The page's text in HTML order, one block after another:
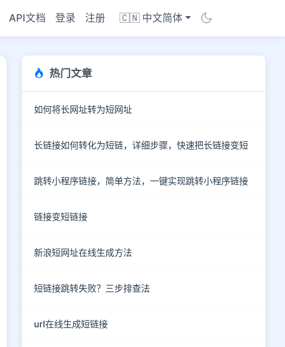
API文档 登录 注册 🇨🇳 中文简体
热门文章
如何将长网址转为短网址
长链接如何转化为短链，详细步骤，快速把长链接变短
跳转小程序链接，简单方法，一键实现跳转小程序链接
链接变短链接
新浪短网址在线生成方法
短链接跳转失败？三步排查法
url在线生成短链接